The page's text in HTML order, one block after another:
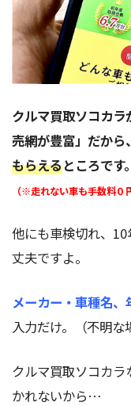
クルマ買取ソコカ
売網が豊富」だから、
もらえるところです。
（※走れない車も手数料０
他にも車検切れ、
丈夫ですよ。
メーカー・車種名
入力だけ。（不明な
クルマ買取ソコカ
かれないから…